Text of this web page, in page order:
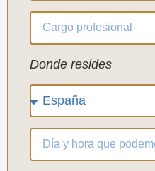
Donde resides